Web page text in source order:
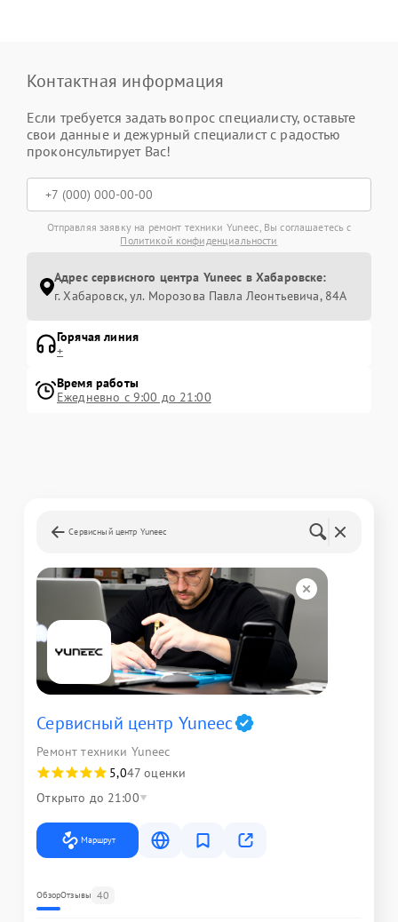
Контактная информация
Если требуется задать вопрос специалисту, оставьте
свои данные и дежурный специалист с радостью
проконсультирует Вас!
Отправляя заявку на ремонт техники Yuneec, Вы соглашаетесь с
Политикой конфиденциальности
Адрес сервисного центра Yuneec в Хабаровске:
г. Хабаровск, ул. Морозова Павла Леонтьевича, 84А
Горячая линия
+
Время работы
Ежедневно с 9:00 до 21:00
Сервисный центр Yuneec
Сервисный центр Yuneec
Ремонт техники Yuneec
5,047 оценки
Открыто до 21:00
Маршрут
ОбзорОтзывы 40